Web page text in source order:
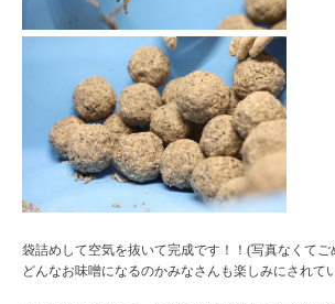
袋詰めして空気を抜いて完成です！！(写真なくてご
どんなお味噌になるのかみなさんも楽しみにされて